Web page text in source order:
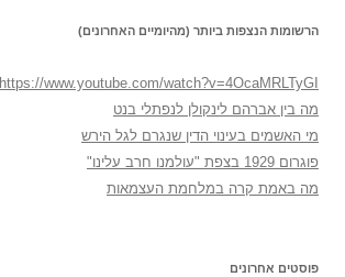
הרשומות הנצפות ביותר (מהיומיים האחרונים)
https://www.youtube.com/watch?v=4OcaMRLTyGI
מה בין אברהם לינקולן לנפתלי בנט
מי האשמים בעינוי הדין שנגרם לגל הירש
פוגרום 1929 בצפת "עולמנו חרב עלינו"
מה באמת קרה במלחמת העצמאות
פוסטים אחרונים